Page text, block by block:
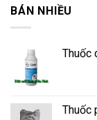
BÁN NHIỀU
Thuốc
Thuốc